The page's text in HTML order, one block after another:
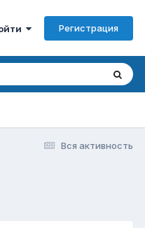
Регистрация
Вся активность